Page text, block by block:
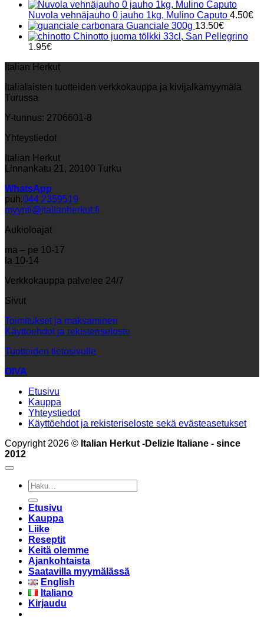
Nuvola vehnäjauho 0 jauho 1kg, Mulino Caputo 4.50€
Guanciale 300g 13.50€
Chinotto juoma tölkki 33cl, San Pellegrino
1.95€
Italian Herkut
Italialaisten tuotteiden verkkokauppa ja kivijalkamyymälä
Turussa
Y-tunnus: 2706601-8
Yhteystiedot
Italian Herkut
Linnankatu 21, 20100 Turku
WhatsApp
puh.044 2359519
myynti@italianherkut.fi
Aukioloajat
ma – pe 10-17
la 10-14
Verkkokauppa palvelee 24/7
Sivut
Toimitukset ja maksaminen
Käyttöehdot ja rekisteriseloste
Tuotteiden tietosivulle
OIVA
Etusivu
Kauppa
Yhteystiedot
Käyttöehdot ja rekisteriseloste sekä evästeasetukset
Copyright 2026 © Italian Herkut -Delizie Italiane - since
2012
Etsi:
Etusivu
Kauppa
Liike
Reseptit
Keitä olemme
Ajankohtaista
Saatavilla myymälässä
English
Italiano
Kirjaudu